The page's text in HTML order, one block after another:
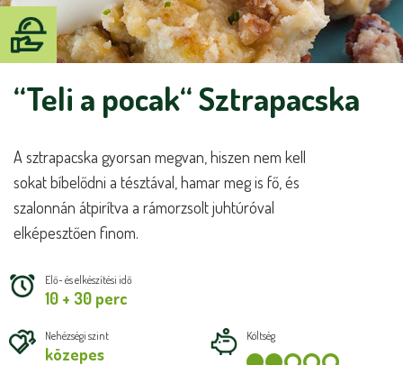
“Teli a pocak“ Sztrapacska
A sztrapacska gyorsan megvan, hiszen nem kell
sokat bíbelődni a tésztával, hamar meg is fő, és
szalonnán átpirítva a rámorzsolt juhtúróval
elképesztően finom.
Elő- és elkészítési idő
10 + 30 perc
Nehézségi szint
közepes
Költség